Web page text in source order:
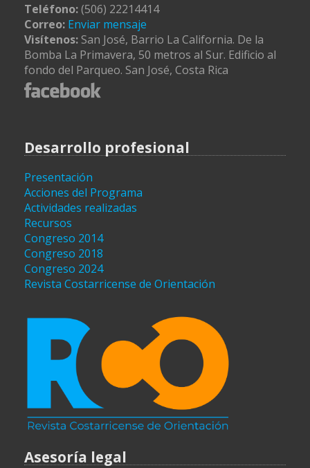
Teléfono:(506) 22214414
Correo: Enviar mensaje
Visítenos: San José, Barrio La California. De la
Bomba La Primavera, 50 metros al Sur. Edificio al
fondo del Parqueo. San José, Costa Rica
Desarrollo profesional
Presentación
Acciones del Programa
Actividades realizadas
Recursos
Congreso 2014
Congreso 2018
Congreso 2024
Revista Costarricense de Orientación
Asesoría legal